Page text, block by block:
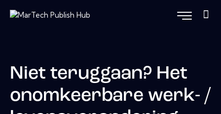
Niet teruggaan? Het
onomkeerbare werk- /